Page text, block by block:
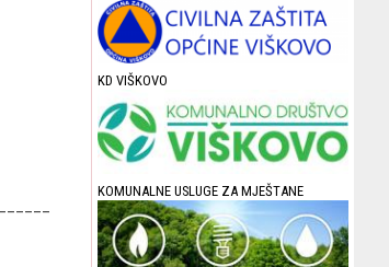
KD VIŠKOVO
KOMUNALNE USLUGE ZA MJEŠTANE